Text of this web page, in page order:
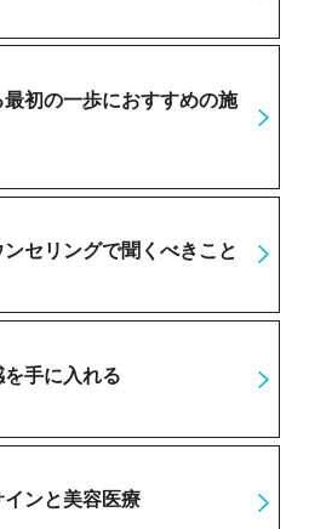
初の一歩におすすめの施
セリングで聞くべきこと
手に入れる
ンと美容医療